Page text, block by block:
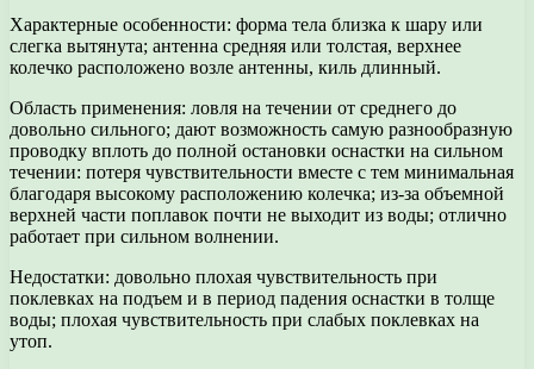
Характерные особенности: форма тела близка к шару или
слегка вытянута; антенна средняя или толстая, верхнее
колечко расположено возле антенны, киль длинный.
Область применения: ловля на течении от среднего до
довольно сильного; дают возможность самую разнообразную
проводку вплоть до полной остановки оснастки на сильном
течении: потеря чувствительности вместе с тем минимальная
благодаря высокому расположению колечка; из-за объемной
верхней части поплавок почти не выходит из воды; отлично
работает при сильном волнении.
Недостатки: довольно плохая чувствительность при
поклевках на подъем и в период падения оснастки в толще
воды; плохая чувствительность при слабых поклевках на
утоп.